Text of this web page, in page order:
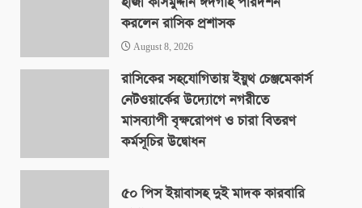
করলেন রাসিক প্রশাসক
August 8, 2026
রাসিকের সহযোগিতায় ইয়ুথ চেঞ্জমেকার্স
নেটওয়ার্কের উদ্যোগে নগরীতে
মাসব্যাপী বৃক্ষরোপণ ও চারা বিতরণ
কর্মসূচির উদ্বোধন
৫০ পিস ইয়াবাসহ দুই মাদক কারবারি